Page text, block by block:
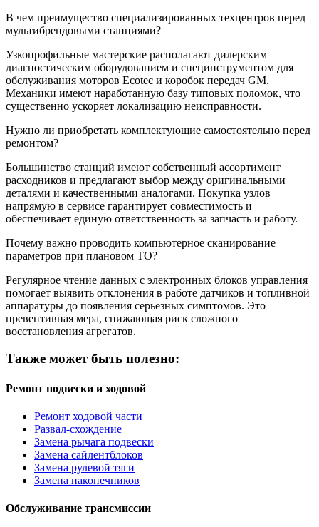
В чем преимущество специализированных техцентров перед
мультибрендовыми станциями?
Узкопрофильные мастерские располагают дилерским
диагностическим оборудованием и специнструментом для
обслуживания моторов Ecotec и коробок передач GM.
Механики имеют наработанную базу типовых поломок, что
существенно ускоряет локализацию неисправности.
Нужно ли приобретать комплектующие самостоятельно перед
ремонтом?
Большинство станций имеют собственный ассортимент
расходников и предлагают выбор между оригинальными
деталями и качественными аналогами. Покупка узлов
напрямую в сервисе гарантирует совместимость и
обеспечивает единую ответственность за запчасть и работу.
Почему важно проводить компьютерное сканирование
параметров при плановом ТО?
Регулярное чтение данных с электронных блоков управления
помогает выявить отклонения в работе датчиков и топливной
аппаратуры до появления серьезных симптомов. Это
превентивная мера, снижающая риск сложного
восстановления агрегатов.
Также может быть полезно:
Ремонт подвески и ходовой
Ремонт ходовой части
Развал-схождение
Замена рычага подвески
Замена сайлентблоков
Замена рулевой тяги
Замена наконечников
Обслуживание трансмиссии